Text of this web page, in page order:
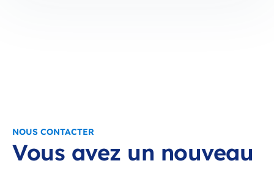
NOUS CONTACTER
Vous avez un nouveau